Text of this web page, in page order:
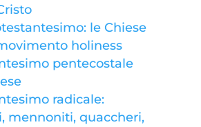
le Chiese
holiness
pentecostale
radicale:
mennoniti, quaccheri,